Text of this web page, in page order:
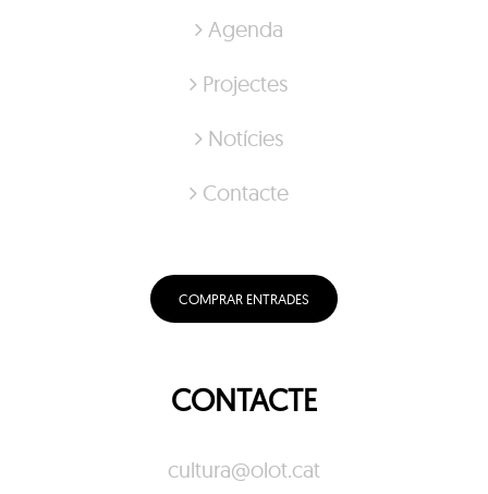
Agenda
Projectes
Notícies
Contacte
COMPRAR ENTRADES
CONTACTE
cultura@olot.cat